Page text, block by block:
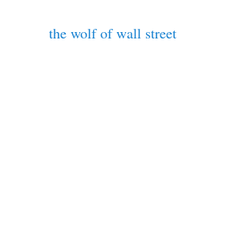
DEDICATO AL
INTERIORE DI ISABEL
DI MAGGIOR SUCCESSO AL
DAL POTERE PER
ESCLUSIVAMENTE NELLA
NEL MESE DI MAGGIO
VITA SOTTO SCORTA.